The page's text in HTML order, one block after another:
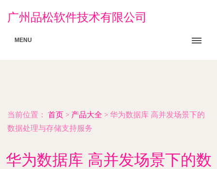
广州品松软件技术有限公司
MENU
当前位置： 首页 > 产品大全 > 华为数据库 高并发场景下的
数据处理与存储支持服务
华为数据库 高并发场景下的数